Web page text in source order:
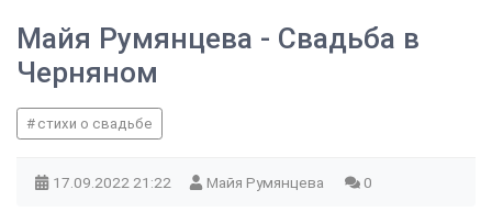
Майя Румянцева - Свадьба в
Черняном
стихи о свадьбе
17.09.2022 21:22 Майя Румянцева 0